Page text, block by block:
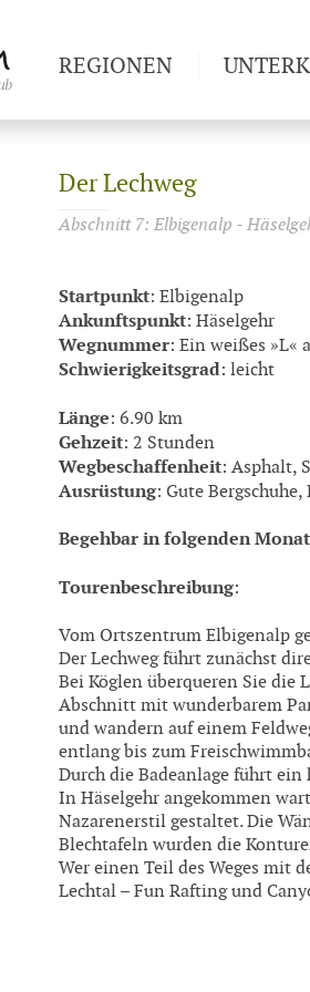
Der Lechweg
Abschnitt 7: Elbigenalp -
Startpunkt: Elbigenalp
Ankunftspunkt: Häselgehr
Wegnummer: Ein weißes »L«
Schwierigkeitsgrad: leicht
Länge: 6.90 km
Gehzeit: 2 Stunden
Wegbeschaffenheit: Asphalt,
Ausrüstung: Gute
Begehbar in folgenden
Tourenbeschreibung:
Vom Ortszentrum Elbigenalp
Der Lechweg führt zunächst
Bei Köglen überqueren Sie die
Abschnitt mit wunderbarem
und wandern auf einem
entlang bis zum
Durch die Badeanlage führt
In Häselgehr angekommen
Nazarenerstil gestaltet. Die
Blechtafeln wurden die
Wer einen Teil des Weges mit
Lechtal – Fun Rafting und
REGIONEN